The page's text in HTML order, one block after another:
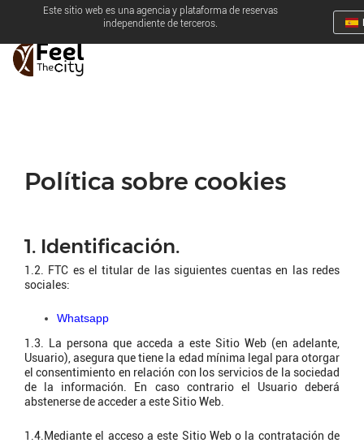
Este sitio web es una agencia y plataforma de reservas
independiente de terceros.
Política sobre cookies
1. Identificación.
1.2. FTC es el titular de las siguientes cuentas en las redes
sociales:
Whatsapp
1.3. La persona que acceda a este Sitio Web (en adelante,
Usuario), asegura que tiene la edad mínima legal para otorgar
el consentimiento en relación con los servicios de la sociedad
de la información. En caso contrario el Usuario deberá
abstenerse de acceder a este Sitio Web.
1.4.Mediante el acceso a este Sitio Web o la contratación de